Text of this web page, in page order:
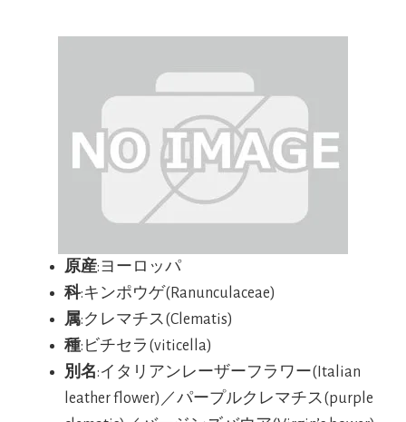
原産:ヨーロッパ
科:キンポウゲ(Ranunculaceae)
属:クレマチス(Clematis)
種:ビチセラ(viticella)
別名:イタリアンレーザーフラワー(Italian
leather flower)／パープルクレマチス(purple